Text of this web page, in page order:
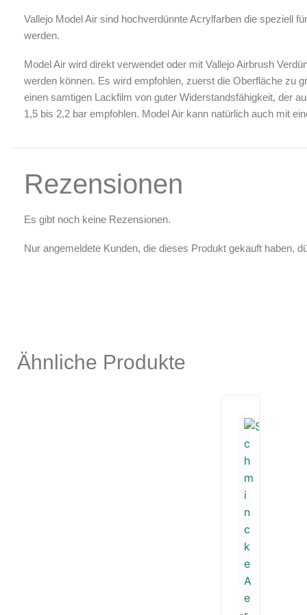
Zubehör & Ausstattung
Spezialliteratur & Anleitungen
Gutscheine
Vallejo Model Air sind hochverdünnte Acrylfarben die speziell
werden.
Model Air wird direkt verwendet oder mit Vallejo Airbrush
werden können. Es wird empfohlen, zuerst die Oberfläche zu
einen samtigen Lackfilm von guter Widerstandsfähigkeit, der
1,5 bis 2,2 bar empfohlen. Model Air kann natürlich auch mit
Rezensionen
Es gibt noch keine Rezensionen.
Nur angemeldete Kunden, die dieses Produkt gekauft haben,
Ähnliche Produkte